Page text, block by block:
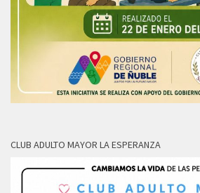
CLUB ADULTO MAYOR LA ESPERANZA